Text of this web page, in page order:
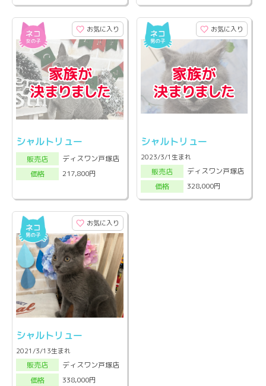
お気に入り
シャルトリュー
販売店
ディスワン戸塚店
価格
217,800円
お気に入り
シャルトリュー
2023/3/1生まれ
販売店
ディスワン戸塚店
価格
328,000円
お気に入り
シャルトリュー
2021/3/13生まれ
販売店
ディスワン戸塚店
価格
338,000円